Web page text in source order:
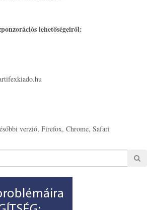
lehetőségeiről:
verzió, Firefox, Chrome, Safari